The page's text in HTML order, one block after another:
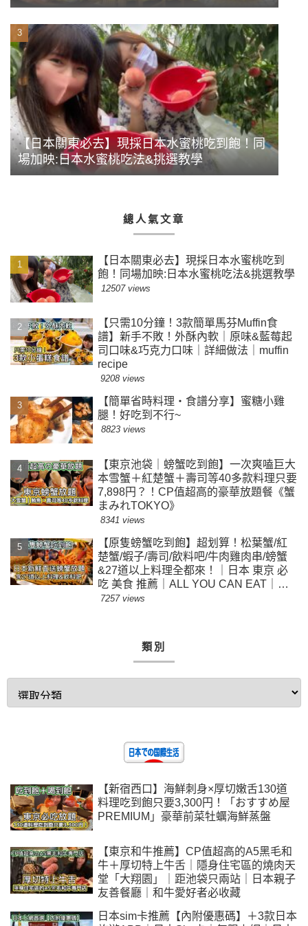
豪華前菜牡蠣海鮮蒸盤
【日本關東必去】現採日本水蜜桃吃到飽！同
場加映:日本水蜜桃吃法&挑選教學
總人氣文章
【日本關東必去】現採日本水蜜桃吃到
飽！同場加映:日本水蜜桃吃法&挑選教學
12507 views
【只需10分鐘！3款簡單馬芬Muffin食
譜】新手不敗！外酥內軟｜原味&藍莓起
司口味&巧克力口味｜詳細做法｜muffin
recipe
9208 views
【簡單省時料理・食譜分享】蜜糖小雞
腿！好吃到不行~
8823 views
【東京池袋｜螃蟹吃到飽】一次爽嗑巨大
本雪蟹＋紅楚蟹＋壽司等40多款料理只要
7,898円？！CP值超高的豪華放題餐《蟹
まみれTOKYO》
8341 views
【原隻螃蟹吃到飽】超划算！松葉蟹/紅
楚蟹/蝦子/壽司/飲料吧/牛肉雞肉串/螃蟹
&27道以上料理全都來！｜日本 東京 必
吃 美食 推薦｜ALL YOU CAN EAT｜
$500東京蟹放題｜原隻螃蟹隨便拿
7257 views
類別
【新宿西口】海鮮刺身×厚切嫩舌130道
料理吃到飽只要3,300円！「おすすめ屋
PREMIUM」豪華前菜牡蠣海鮮蒸盤
【東京和牛推薦】CP值超高的A5黑毛和
牛＋厚切特上牛舌｜隱身住宅區的燒肉天
堂「大翔園」｜距池袋只兩站｜日本親子
友善餐廳｜和牛愛好者必收藏
日本sim卡推薦【內附優惠碼】＋3款日本